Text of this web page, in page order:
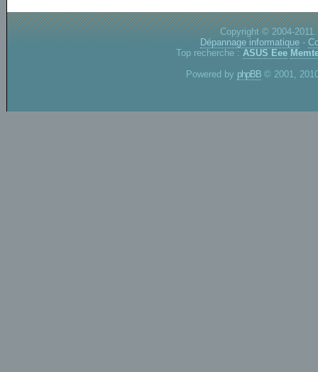
Copyright © 2004-
Dépannage informatique -
Top recherche : ASUS Eee
Powered by phpBB © 2001,